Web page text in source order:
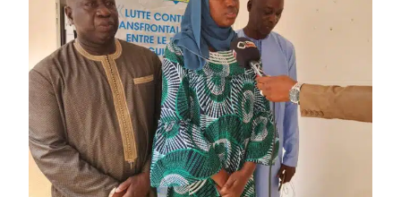
PROGRAMMES
PROJETS
ACTIVITES
PUBLICATIONS
MEDIATHEQUE